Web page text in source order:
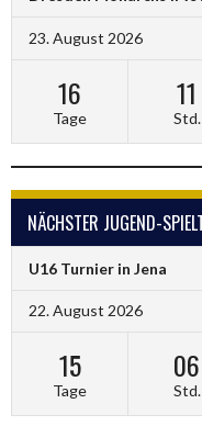
23. August 2026
16
Tage
11
Std.
NÄCHSTER JUGEND-
U16 Turnier in Jena
22. August 2026
15
Tage
06
Std.